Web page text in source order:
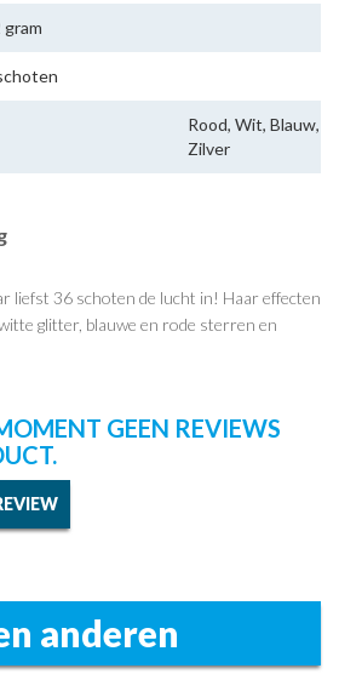
gram
Rood, Wit, Blauw,
Zilver
liefst 36 schoten de lucht in! Haar effecten
glitter, blauwe en rode sterren en
GEEN REVIEWS
anderen